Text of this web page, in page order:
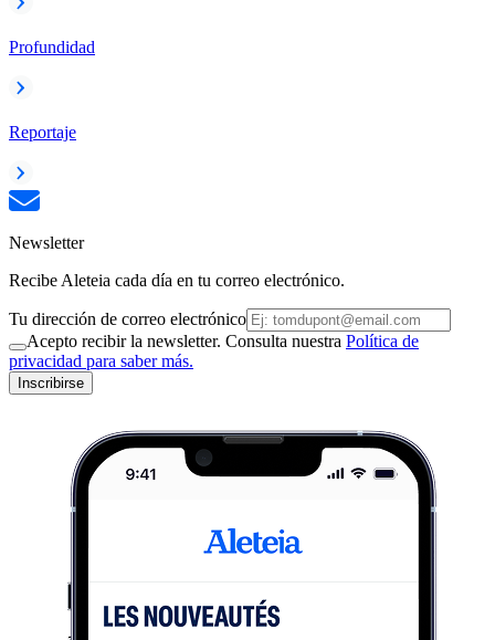
Profundidad
Reportaje
Newsletter
Recibe Aleteia cada día en tu correo electrónico.
Tu dirección de correo electrónico
Acepto recibir la newsletter. Consulta nuestra Política de
privacidad para saber más.
Inscribirse